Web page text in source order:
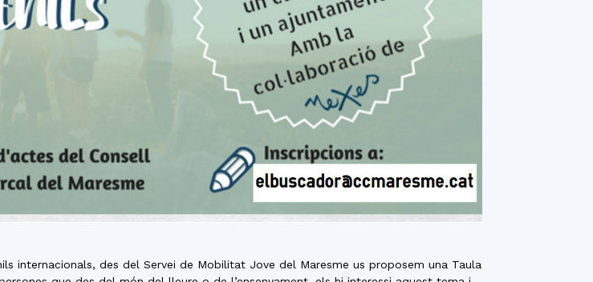
internacionals, des del Servei de Mobilitat Jove del Maresme us proposem una Taula